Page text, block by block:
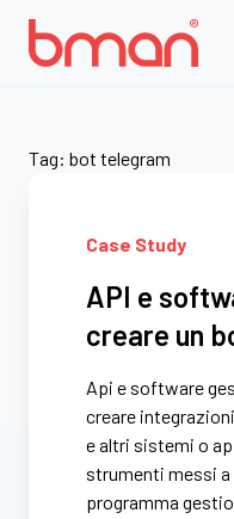
Tag: bot telegram
Case Study
API e
creare un
Api e software
creare
e altri sistemi o
strumenti messi
programma